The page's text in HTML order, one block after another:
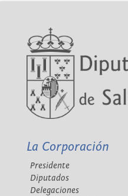
La Corporación
Presidente
Diputados
Delegaciones